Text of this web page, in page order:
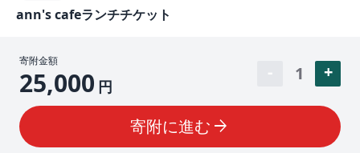
ann's cafeランチチケット
寄附金額
25,000 円
1
寄附に進む arrow_forward